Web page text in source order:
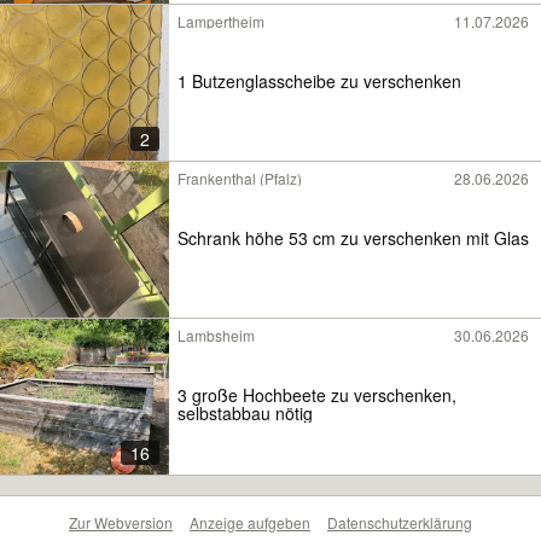
2
Lampertheim 11.07.2026
1 Butzenglasscheibe zu verschenken
Frankenthal (Pfalz) 28.06.2026
Schrank höhe 53 cm zu verschenken mit Glas
16
Lambsheim 30.06.2026
3 große Hochbeete zu verschenken,
selbstabbau nötig
Zur Webversion Anzeige aufgeben Datenschutzerklärung